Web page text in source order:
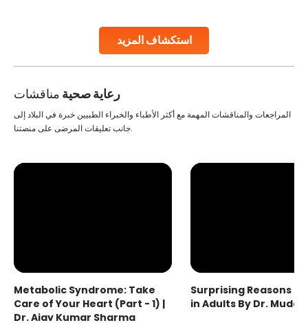
استكشاف المزيد
collected, they process the
رعاية صحية مناقشات
المراجعات والمناقشات المهمة مع أكثر الأطباء والخبراء الطبيين خبرة في البلاد إلى
جانب تعليقات المرضى على منصتنا.
Metabolic Syndrome: Take
Care of Your Heart (Part - 1) |
Dr. Ajay Kumar Sharma
Surprising Reasons
in Adults By Dr.